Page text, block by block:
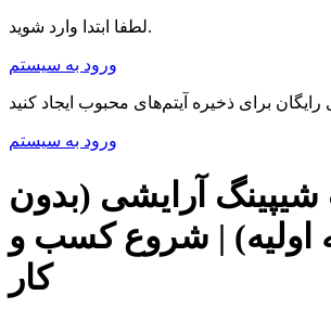
لطفا ابتدا وارد شوید.
ورود به سیستم
ورود به سیستم
شیپینگ آرایشی (بدون
اولیه) | شروع کسب و
کار